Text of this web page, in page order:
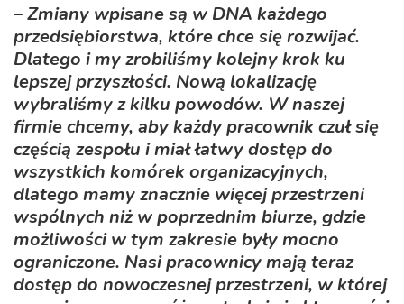
–Zmiany wpisane są w DNA każdego
przedsiębiorstwa, które chce się rozwijać.
Dlatego i my zrobiliśmy kolejny krok ku
lepszej przyszłości. Nową lokalizację
wybraliśmy z kilku powodów. W naszej
firmie chcemy, aby każdy pracownik czuł się
częścią zespołu i miał łatwy dostęp do
wszystkich komórek organizacyjnych,
dlatego mamy znacznie więcej przestrzeni
wspólnych niż w poprzednim biurze, gdzie
możliwości w tym zakresie były mocno
ograniczone. Nasi pracownicy mają teraz
dostęp do nowoczesnej przestrzeni, w której